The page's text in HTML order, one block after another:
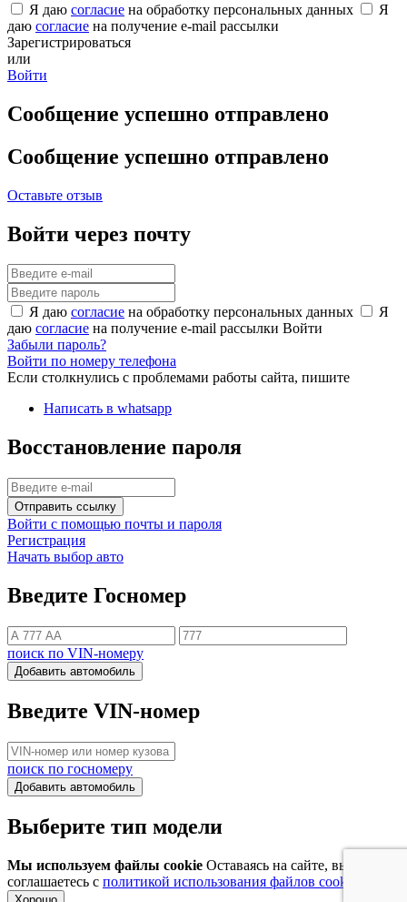
Я даю согласие на обработку персональных данных
Я
даю согласие на получение e-mail рассылки
Зарегистрироваться
или
Войти
Сообщение успешно отправлено
Сообщение успешно отправлено
Оставьте отзыв
Войти через почту
Я даю согласие на обработку персональных данных
Я
даю согласие на получение e-mail рассылки Войти
Забыли пароль?
Войти по номеру телефона
Если столкнулись с проблемами работы сайта, пишите
Написать в whatsapp
Восстановление пароля
Отправить ссылку
Войти с помощью почты и пароля
Регистрация
Начать выбор авто
Введите Госномер
поиск по VIN-номеру
Добавить автомобиль
Введите VIN-номер
поиск по госномеру
Добавить автомобиль
Выберите тип модели
Мы используем файлы cookie Оставаясь на сайте, вы
соглашаетесь с политикой использования файлов cookie